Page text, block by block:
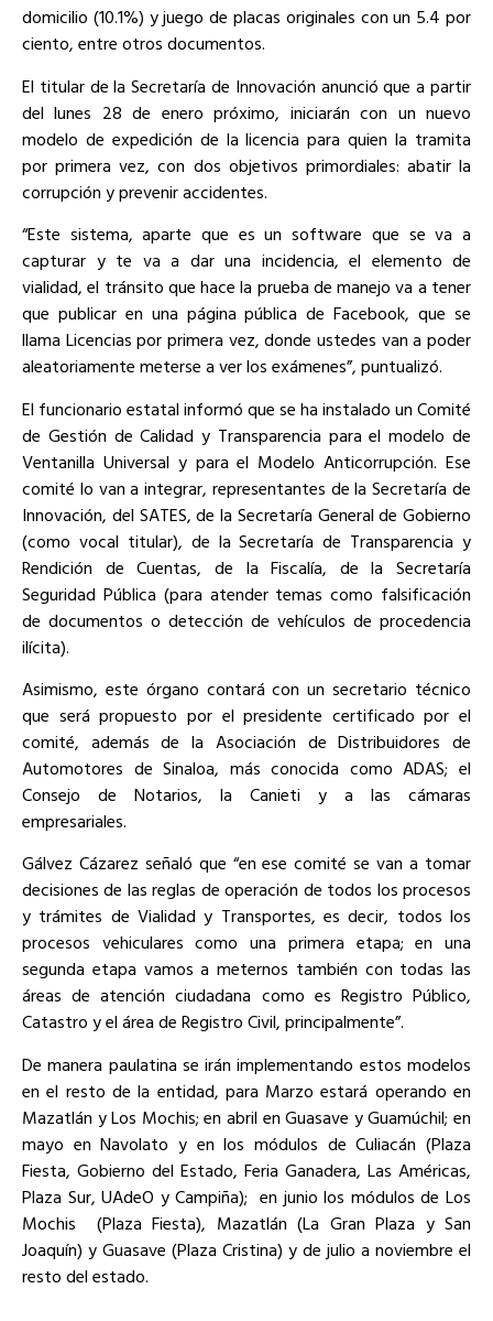
domicilio (10.1%) y juego de placas originales con un 5.4 por
ciento, entre otros documentos.
El titular de la Secretaría de Innovación anunció que a partir
del lunes 28 de enero próximo, iniciarán con un nuevo
modelo de expedición de la licencia para quien la tramita
por primera vez, con dos objetivos primordiales: abatir la
corrupción y prevenir accidentes.
“Este sistema, aparte que es un software que se va a
capturar y te va a dar una incidencia, el elemento de
vialidad, el tránsito que hace la prueba de manejo va a tener
que publicar en una página pública de Facebook, que se
llama Licencias por primera vez, donde ustedes van a poder
aleatoriamente meterse a ver los exámenes”, puntualizó.
El funcionario estatal informó que se ha instalado un Comité
de Gestión de Calidad y Transparencia para el modelo de
Ventanilla Universal y para el Modelo Anticorrupción. Ese
comité lo van a integrar, representantes de la Secretaría de
Innovación, del SATES, de la Secretaría General de Gobierno
(como vocal titular), de la Secretaría de Transparencia y
Rendición de Cuentas, de la Fiscalía, de la Secretaría
Seguridad Pública (para atender temas como falsificación
de documentos o detección de vehículos de procedencia
ilícita).
Asimismo, este órgano contará con un secretario técnico
que será propuesto por el presidente certificado por el
comité, además de la Asociación de Distribuidores de
Automotores de Sinaloa, más conocida como ADAS; el
Consejo de Notarios, la Canieti y a las cámaras
empresariales.
Gálvez Cázarez señaló que “en ese comité se van a tomar
decisiones de las reglas de operación de todos los procesos
y trámites de Vialidad y Transportes, es decir, todos los
procesos vehiculares como una primera etapa; en una
segunda etapa vamos a meternos también con todas las
áreas de atención ciudadana como es Registro Público,
Catastro y el área de Registro Civil, principalmente”.
De manera paulatina se irán implementando estos modelos
en el resto de la entidad, para Marzo estará operando en
Mazatlán y Los Mochis; en abril en Guasave y Guamúchil; en
mayo en Navolato y en los módulos de Culiacán (Plaza
Fiesta, Gobierno del Estado, Feria Ganadera, Las Américas,
Plaza Sur, UAdeO y Campiña); en junio los módulos de Los
Mochis
(Plaza Fiesta), Mazatlán (La Gran Plaza y San
Joaquín) y Guasave (Plaza Cristina) y de julio a noviembre el
resto del estado.